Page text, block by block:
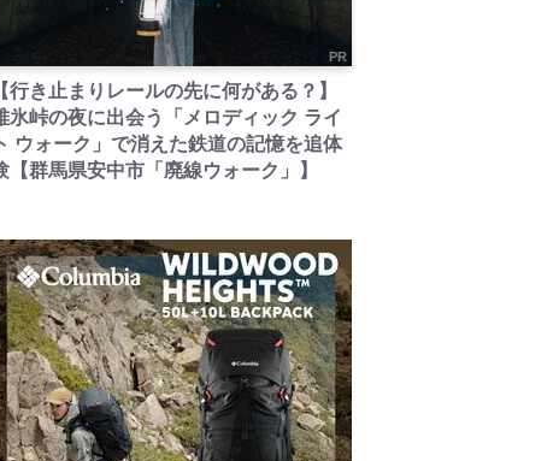
PR
【行き止まりレールの先に何がある？】
氷峠の夜に出会う「メロディック ライ
ト ウォーク」で消えた鉄道の記憶を追体
【群馬県安中市「廃線ウォーク」】